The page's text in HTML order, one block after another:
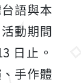
語與本
動期間
日止。
手作體